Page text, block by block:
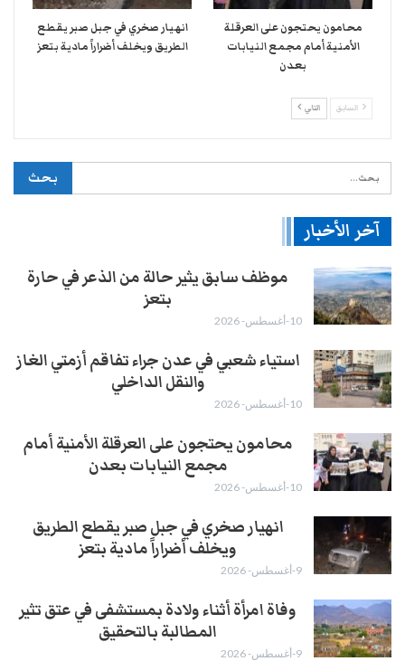
محامون يحتجون على العرقلة
الأمنية أمام مجمع النيابات
بعدن
انهيار صخري في جبل صبر يقطع
الطريق ويخلف أضراراً مادية بتعز
السابق التالي
آخر الأخبار
موظف سابق يثير حالة من الذعر في حارة
بتعز
10-أغسطس- 2026
استياء شعبي في عدن جراء تفاقم أزمتي الغاز
والنقل الداخلي
10-أغسطس- 2026
محامون يحتجون على العرقلة الأمنية أمام
مجمع النيابات بعدن
10-أغسطس- 2026
انهيار صخري في جبل صبر يقطع الطريق
ويخلف أضراراً مادية بتعز
9-أغسطس- 2026
وفاة امرأة أثناء ولادة بمستشفى في عتق تثير
المطالبة بالتحقيق
9-أغسطس- 2026